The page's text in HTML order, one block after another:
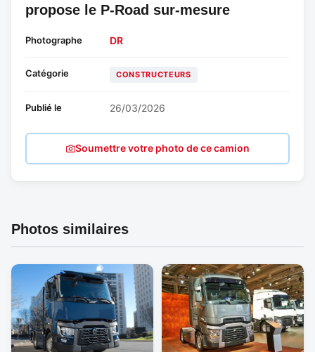
propose le P-Road sur-mesure
Photographe DR
Catégorie CONSTRUCTEURS
Publié le 26/03/2026
Soumettre votre photo de ce camion
Photos similaires